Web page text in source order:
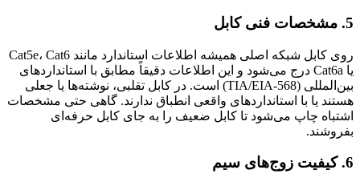
5. مشخصات فنی کابل
روی کابل شبکه اصلی همیشه اطلاعات استاندارد مانند Cat5e، Cat6
یا Cat6a درج می‌شود و این اطلاعات دقیقاً مطابق با استانداردهای
بین‌المللی (TIA/EIA-568) است. در کابل تقلبی، نوشته‌ها یا جعلی
هستند یا با استانداردهای واقعی انطباق ندارند. گاهی حتی مشخصات
اشتباه چاپ می‌شود تا کابل ضعیف را به جای کابل حرفه‌ای
بفروشند.
6. کیفیت زوج‌های سیم